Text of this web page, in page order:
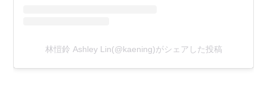
林愷鈴 Ashley Lin(@kaening)がシェアした投稿